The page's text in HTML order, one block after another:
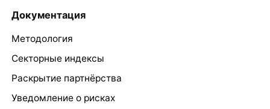
Документация
Методология
Секторные индексы
Раскрытие партнёрства
Уведомление о рисках